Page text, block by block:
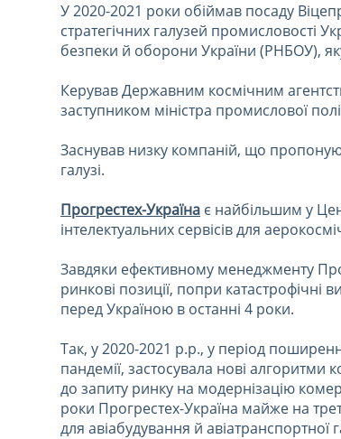
У 2020-2021 роки обіймав посаду
стратегічних галузей промисловості
безпеки й оборони України (РНБОУ),
Керував Державним космічним
заступником міністра промислової
Заснував низку компаній, що
галузі.
Прогрестех-Україна є найбільшим у
інтелектуальних сервісів для
Завдяки ефективному менеджменту
ринкові позиції, попри катастрофічні
перед Україною в останні 4 роки.
Так, у 2020-2021 р.р., у період
пандемії, застосувала нові
до запиту ринку на модернізацію
роки Прогрестех-Україна майже на
для авіабудування й авіатранспортної